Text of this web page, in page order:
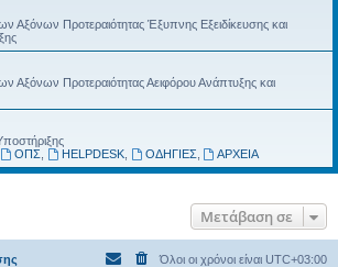
Αξόνων Προτεραιότητας Έξυπνης Εξειδίκευσης και
Αξόνων Προτεραιότητας Αειφόρου Ανάπτυξης και
ΟΠΣ HELPDESK, ΟΔΗΓΙΕΣ ΑΡΧΕΙΑ
Μετάβαση σε
Όλοι οι χρόνοι είναι UTC+03:00